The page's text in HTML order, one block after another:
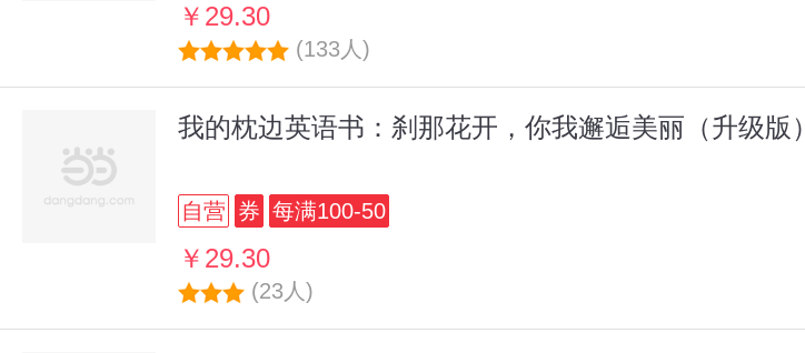
￥29.30
(133人)
我的枕边英语书：刹那花开，你我邂逅美丽（升级版）
自营 券 每满100-50
￥29.30
(23人)